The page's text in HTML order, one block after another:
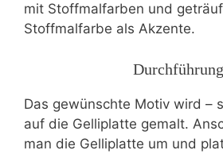
mit Stoffmalfarben und
Stoffmalfarbe als Akzente.
Durchführung
Das gewünschte Motiv wird –
auf die Gelliplatte gemalt.
man die Gelliplatte um und